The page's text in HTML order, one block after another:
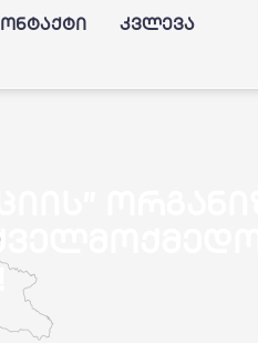
კვლევა